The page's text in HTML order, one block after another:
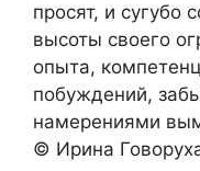
просят, и сугубо
высоты своего
опыта,
побуждений,
намерениями
© Ирина